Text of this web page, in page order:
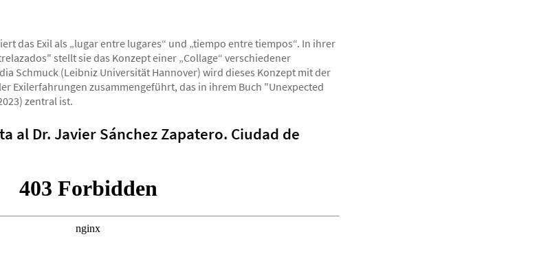
das Exil als „lugar entre lugares“ und „tiempo entre tiempos“. In ihrer
stellt sie das Konzept einer „Collage“ verschiedener
Schmuck (Leibniz Universität Hannover) wird dieses Konzept mit der
Exilerfahrungen zusammengeführt, das in ihrem Buch "Unexpected
zentral ist.
al Dr. Javier Sánchez Zapatero. Ciudad de